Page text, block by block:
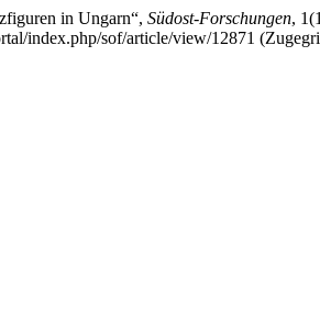
in Ungarn“, Südost-Forschungen,
index.php/sof/article/view/12871